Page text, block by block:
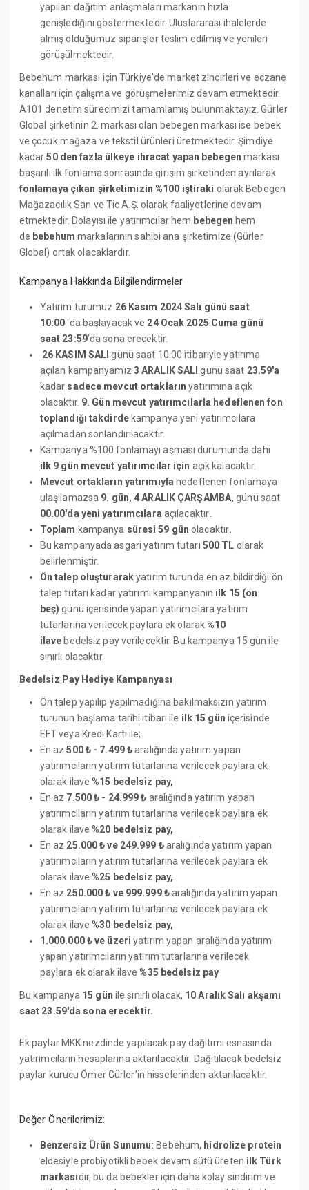
yapılan dağıtım anlaşmaları markanın hızla
genişlediğini göstermektedir. Uluslararası ihalelerde
almış olduğumuz siparişler teslim edilmiş ve yenileri
görüşülmektedir.
Bebehum markası için Türkiye'de market zincirleri ve eczane
kanalları için çalışma ve görüşmelerimiz devam etmektedir.
A101 denetim sürecimizi tamamlamış bulunmaktayız. Gürler
Global şirketinin 2. markası olan bebegen markası ise bebek
ve çocuk mağaza ve tekstil ürünleri üretmektedir. Şimdiye
kadar50 den fazla ülkeye ihracat yapan bebegen markası
başarılı ilk fonlama sonrasında girişim şirketinden ayrılarak
fonlamaya çıkan şirketimizin %100 iştiraki olarak Bebegen
Mağazacılık San ve Tic A.Ş. olarak faaliyetlerine devam
etmektedir. Dolayısı ile yatırımcılar hem bebegen hem
de bebehum markalarının sahibi ana şirketimize (Gürler
Global) ortak olacaklardır.
Kampanya Hakkında Bilgilendirmeler
Yatırım turumuz 26 Kasım 2024 Salı günü saat
10:00‘da başlayacak ve 24 Ocak 2025 Cuma günü
saat 23:59’da sona erecektir.
26 KASIM SALIgünü saat 10.00 itibariyle yatırıma
açılan kampanyamız 3 ARALIK SALIgünü saat 23.59'a
kadar sadece mevcut ortaklarınyatırımına açık
olacaktır. 9. Gün mevcut yatırımcılarla hedeflenen fon
toplandığı takdirde kampanya yeni yatırımcılara
açılmadan sonlandırılacaktır.
Kampanya %100 fonlamayı aşması durumunda dahi
ilk 9 gün mevcut yatırımcılar için açık kalacaktır.
Mevcut ortakların yatırımıyla hedeflenen fonlamaya
ulaşılamazsa 9. gün, 4 ARALIK ÇARŞAMBA,günü saat
00.00'da yeni yatırımcılara açılacaktır.
Toplam kampanya süresi 59 günolacaktır.
Bu kampanyada asgari yatırım tutarı 500 TL olarak
belirlenmiştir.
Ön talep oluşturarakyatırım turunda en az bildirdiği ön
talep tutarı kadar yatırımı kampanyanın ilk 15 (on
beş) günü içerisinde yapan yatırımcılara yatırım
tutarlarına verilecek paylara ek olarak%10
ilave bedelsiz pay verilecektir. Bu kampanya 15 gün ile
sınırlı olacaktır.
Bedelsiz Pay Hediye Kampanyası
Ön talep yapılıp yapılmadığına bakılmaksızın yatırım
turunun başlama tarihi itibari ile ilk 15 gün içerisinde
EFT veya Kredi Kartı ile;
En az500 ₺ - 7.499 ₺aralığında yatırım yapan
yatırımcıların yatırım tutarlarına verilecek paylara ek
olarak ilave%15 bedelsiz pay,
En az 7.500 ₺ - 24.999 ₺ aralığında yatırım yapan
yatırımcıların yatırım tutarlarına verilecek paylara ek
olarak ilave%20 bedelsiz pay,
En az 25.000 ₺ ve 249.999 ₺aralığında yatırım yapan
yatırımcıların yatırım tutarlarına verilecek paylara ek
olarak ilave%25 bedelsiz pay,
En az 250.000 ₺ ve 999.999 ₺aralığında yatırım yapan
yatırımcıların yatırım tutarlarına verilecek paylara ek
olarak ilave%30 bedelsiz pay,
1.000.000 ₺ve üzeri yatırım yapan aralığında yatırım
yapan yatırımcıların yatırım tutarlarına verilecek
paylara ek olarak ilave%35 bedelsiz pay
Bu kampanya 15 gün ile sınırlı olacak, 10 Aralık Salı akşamı
saat 23.59'da sona erecektir.
Ek paylar MKK nezdinde yapılacak pay dağıtımı esnasında
yatırımcıların hesaplarına aktarılacaktır. Dağıtılacak bedelsiz
paylar kurucu Ömer Gürler’in hisselerinden aktarılacaktır.
Değer Önerilerimiz:
Benzersiz Ürün Sunumu: Bebehum, hidrolize protein
eldesiyle probiyotikli bebek devam sütü üreten ilk Türk
markasıdır, bu da bebekler için daha kolay sindirim ve